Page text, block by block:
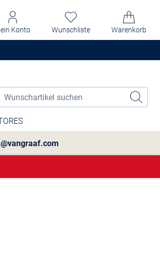
Konto Wunschliste Warenkorb